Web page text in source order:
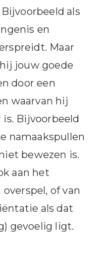
als
en
Maar
jouw goede
door een
waarvan hij
Bijvoorbeeld
namaakspullen
bewezen is.
aan het
of van
als dat
gevoelig ligt.